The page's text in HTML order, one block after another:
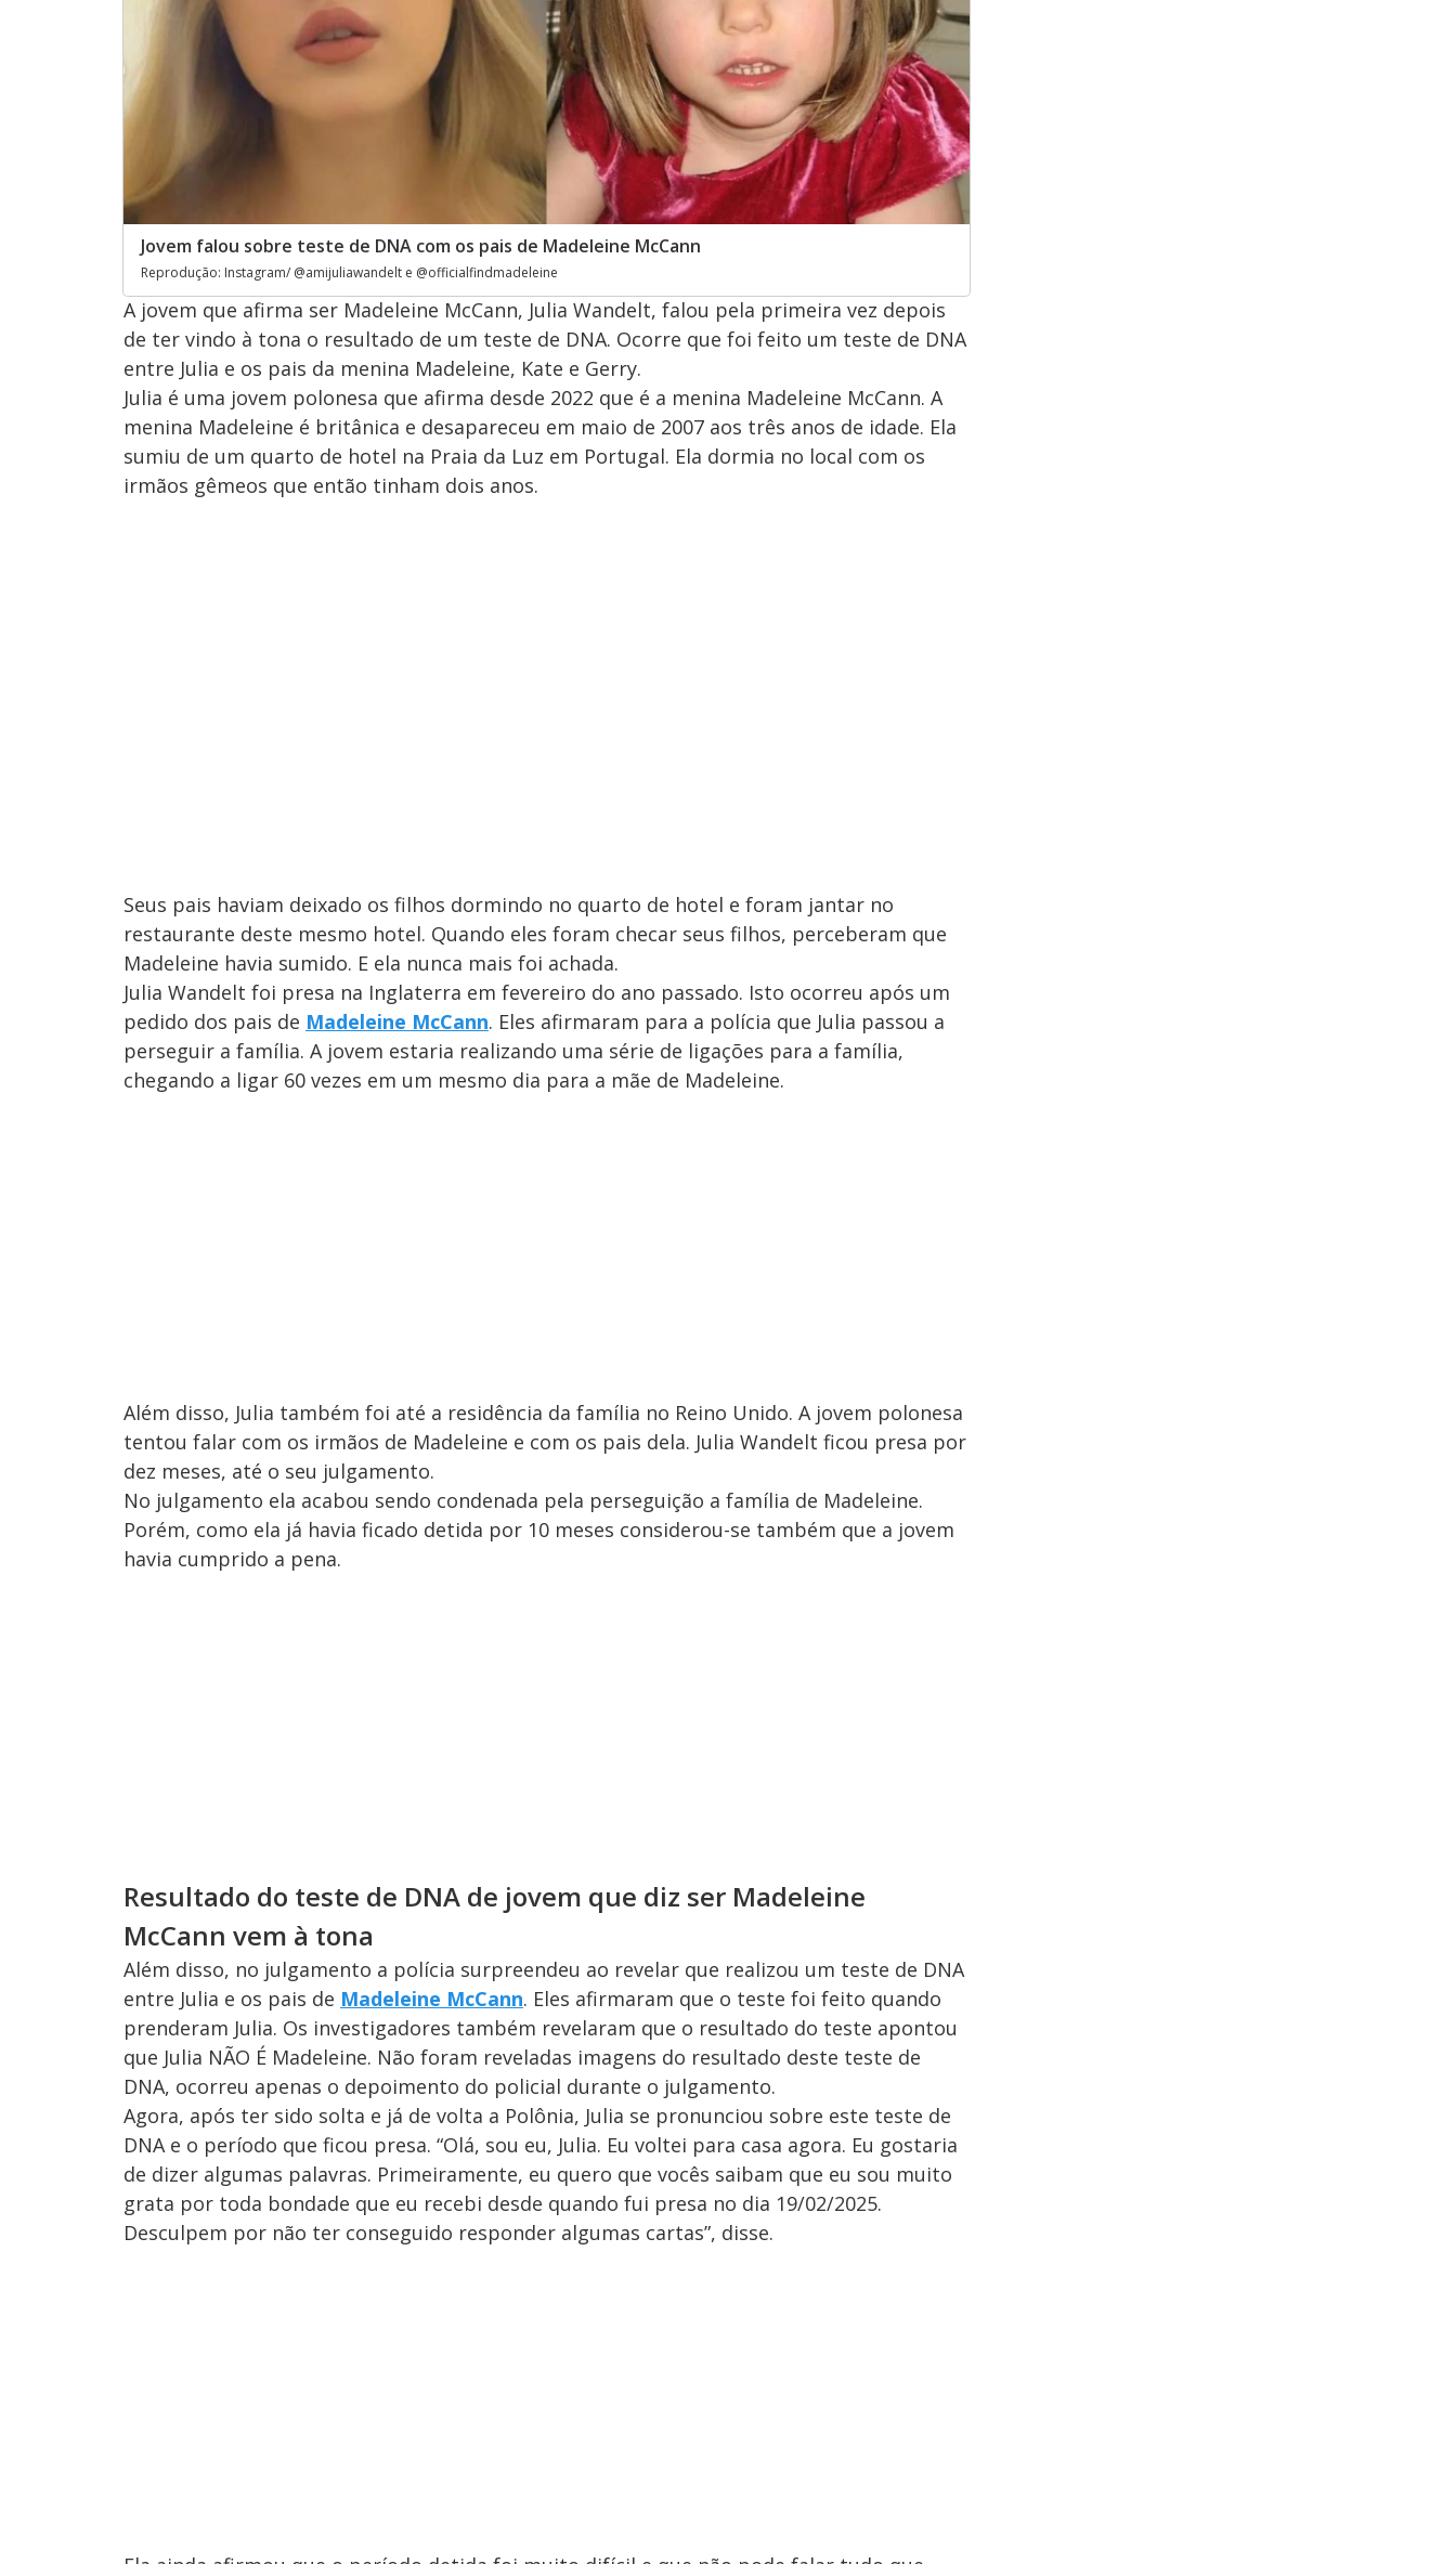
Jovem falou sobre teste de DNA com os pais de Madeleine McCann
Reprodução: Instagram/ @amijuliawandelt e @officialfindmadeleine
A jovem que afirma ser Madeleine McCann, Julia Wandelt, falou pela primeira vez depois
de ter vindo à tona o resultado de um teste de DNA. Ocorre que foi feito um teste de DNA
entre Julia e os pais da menina Madeleine, Kate e Gerry.
Julia é uma jovem polonesa que afirma desde 2022 que é a menina Madeleine McCann. A
menina Madeleine é britânica e desapareceu em maio de 2007 aos três anos de idade. Ela
sumiu de um quarto de hotel na Praia da Luz em Portugal. Ela dormia no local com os
irmãos gêmeos que então tinham dois anos.
Seus pais haviam deixado os filhos dormindo no quarto de hotel e foram jantar no
restaurante deste mesmo hotel. Quando eles foram checar seus filhos, perceberam que
Madeleine havia sumido. E ela nunca mais foi achada.
Julia Wandelt foi presa na Inglaterra em fevereiro do ano passado. Isto ocorreu após um
pedido dos pais de Madeleine McCann. Eles afirmaram para a polícia que Julia passou a
perseguir a família. A jovem estaria realizando uma série de ligações para a família,
chegando a ligar 60 vezes em um mesmo dia para a mãe de Madeleine.
Além disso, Julia também foi até a residência da família no Reino Unido. A jovem polonesa
tentou falar com os irmãos de Madeleine e com os pais dela. Julia Wandelt ficou presa por
dez meses, até o seu julgamento.
No julgamento ela acabou sendo condenada pela perseguição a família de Madeleine.
Porém, como ela já havia ficado detida por 10 meses considerou-se também que a jovem
havia cumprido a pena.
Resultado do teste de DNA de jovem que diz ser Madeleine
McCann vem à tona
Além disso, no julgamento a polícia surpreendeu ao revelar que realizou um teste de DNA
entre Julia e os pais de Madeleine McCann. Eles afirmaram que o teste foi feito quando
prenderam Julia. Os investigadores também revelaram que o resultado do teste apontou
que Julia NÃO É Madeleine. Não foram reveladas imagens do resultado deste teste de
DNA, ocorreu apenas o depoimento do policial durante o julgamento.
Agora, após ter sido solta e já de volta a Polônia, Julia se pronunciou sobre este teste de
DNA e o período que ficou presa. “Olá, sou eu, Julia. Eu voltei para casa agora. Eu gostaria
de dizer algumas palavras. Primeiramente, eu quero que vocês saibam que eu sou muito
grata por toda bondade que eu recebi desde quando fui presa no dia 19/02/2025.
Desculpem por não ter conseguido responder algumas cartas”, disse.